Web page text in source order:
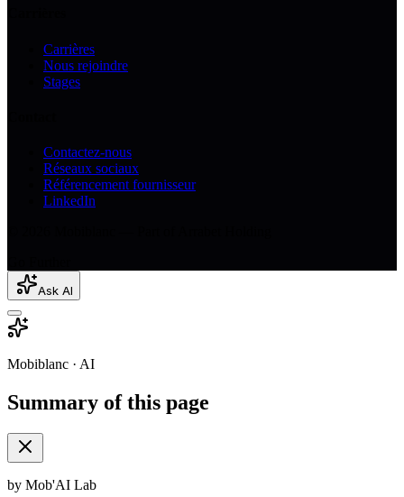
Carrières
Nous rejoindre
Stages
Contactez-nous
Réseaux sociaux
Référencement fournisseur
LinkedIn
Ask AI
Mobiblanc · AI
Summary of this page
by Mob'AI Lab